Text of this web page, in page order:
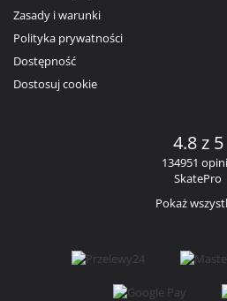
Zasady i warunki
Polityka prywatności
Dostępność
Dostosuj cookie
4.8 z 5
134951
SkatePro
Pokaż